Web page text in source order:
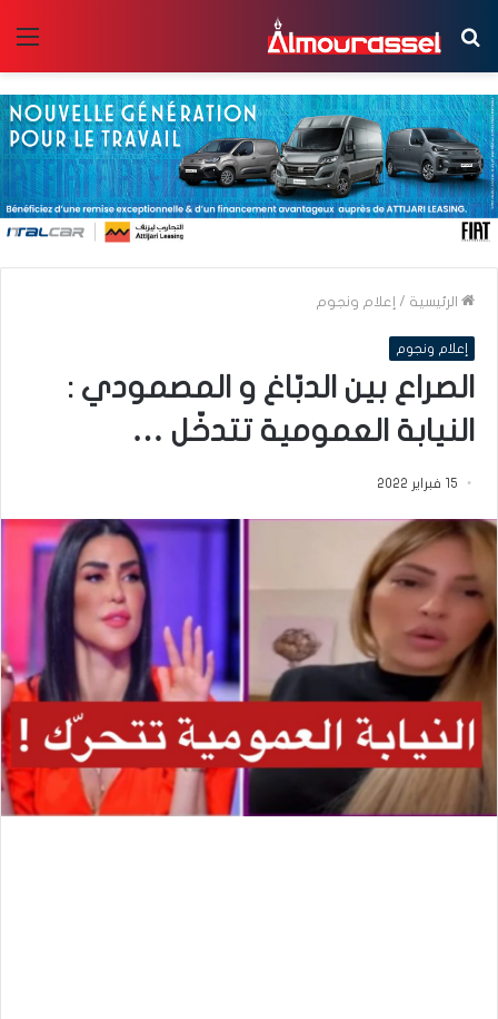
بحث
عن
الرئيسية / إعلام ونجوم
إعلام ونجوم
الصراع بين الدبّاغ و المصمودي :
النيابة العمومية تتدخّل …
15 فبراير 2022